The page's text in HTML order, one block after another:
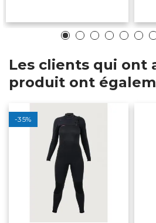
Les clients qui ont
produit ont
-35%